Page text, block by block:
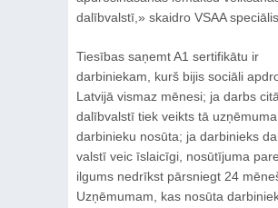
dalībvalstī,» skaidro VSAA
Tiesības saņemt A1 sertifikātu ir
darbiniekam, kurš bijis sociāli
Latvijā vismaz mēnesi; ja darbs citā
dalībvalstī tiek veikts tā
darbinieku nosūta; ja darbinieks
valstī veic īslaicīgi, nosūtījuma
ilgums nedrīkst pārsniegt 24
Uzņēmumam, kas nosūta